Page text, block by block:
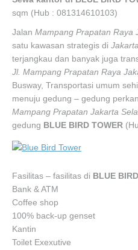
sqm (Hub : 081314610103)
Jalan Mampang Prapatan Raya
satu kawasan strategis di Jakarta
terjangkau dan banyak juga
Jl. Mampang Prapatan Raya
Busway, Transportasi umum
menuju gedung – gedung
Mampang Prapatan Jakarta
gedung BLUE BIRD TOWER
Fasilitas – fasilitas di BLUE
Bank & ATM
Coffee shop
100% back-up genset
Kantin
Toilet Exexutive